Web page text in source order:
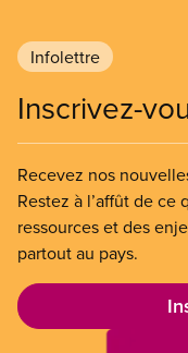
Infolettre
Inscrivez-
Recevez nos
Restez à l’affût de ce
ressources et des
partout au pays.